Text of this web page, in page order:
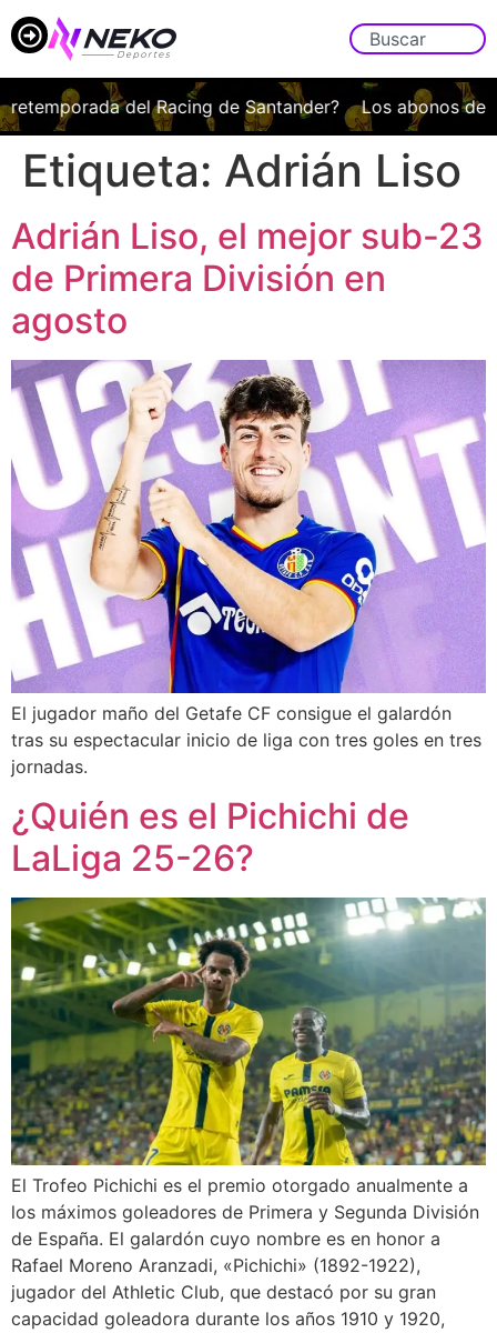
del Racing de Santander? Los abonos del
Etiqueta: Adrián Liso
Adrián Liso, el mejor sub-23
de Primera División en
agosto
El jugador maño del Getafe CF consigue el galardón
tras su espectacular inicio de liga con tres goles en tres
jornadas.
¿Quién es el Pichichi de
LaLiga 25-26?
El Trofeo Pichichi es el premio otorgado anualmente a
los máximos goleadores de Primera y Segunda División
de España. ​El galardón cuyo nombre es en honor a
Rafael Moreno Aranzadi, «Pichichi» (1892-1922),
jugador del Athletic Club, que destacó por su gran
capacidad goleadora durante los años 1910 y 1920,